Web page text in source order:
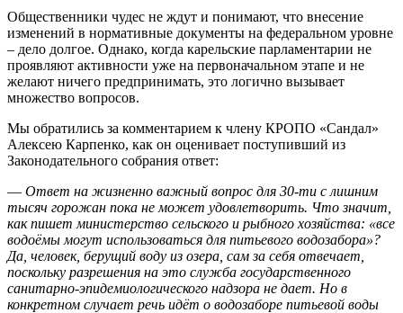
Общественники чудес не ждут и понимают, что внесение
изменений в нормативные документы на федеральном уровне
– дело долгое. Однако, когда карельские парламентарии не
проявляют активности уже на первоначальном этапе и не
желают ничего предпринимать, это логично вызывает
множество вопросов.
Мы обратились за комментарием к члену КРОПО «Сандал»
Алексею Карпенко, как он оценивает поступивший из
Законодательного собрания ответ:
— Ответ на жизненно важный вопрос для 30-ти с лишним
тысяч горожан пока не может удовлетворить. Что значит,
как пишет министерство сельского и рыбного хозяйства: «все
водоёмы могут использоваться для питьевого водозабора»?
Да, человек, берущий воду из озера, сам за себя отвечает,
поскольку разрешения на это служба государственного
санитарно-эпидемиологического надзора не дает. Но в
конкретном случает речь идёт о водозаборе питьевой воды